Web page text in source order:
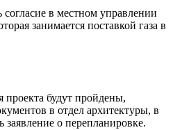
в местном управлении
занимается поставкой газа в
проекта будут пройдены,
в отдел архитектуры, в
заявление о перепланировке.